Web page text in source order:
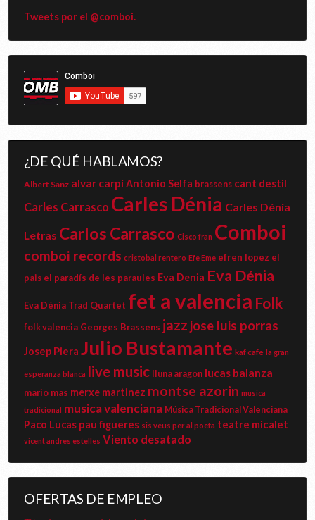
Tweets por el @comboi.
¿DE QUÉ HABLAMOS?
Albert Sanz alvar carpiAntonio Selfa brassens cant destil
Carles Carrasco Carles Dénia Carles Dénia
Letras Carlos Carrasco Cisco fran Comboi
comboi records cristobal rentero Efe Eme efren lopez el
pais el paradís de les paraules Eva Denia Eva Dénia
Eva Dénia Trad Quartet fet a valencia Folk
folk valencia Georges Brassens jazz jose luis porras
Josep Piera Julio Bustamante kaf cafe la gran
esperanza blanca live music lluna aragon lucas balanza
mario mas merxe martinez montse azorin musica
tradicional musica valenciana Música Tradicional Valenciana
Paco Lucas pau figueres sis veus per al poeta teatre micalet
vicent andres estelles Viento desatado
OFERTAS DE EMPLEO